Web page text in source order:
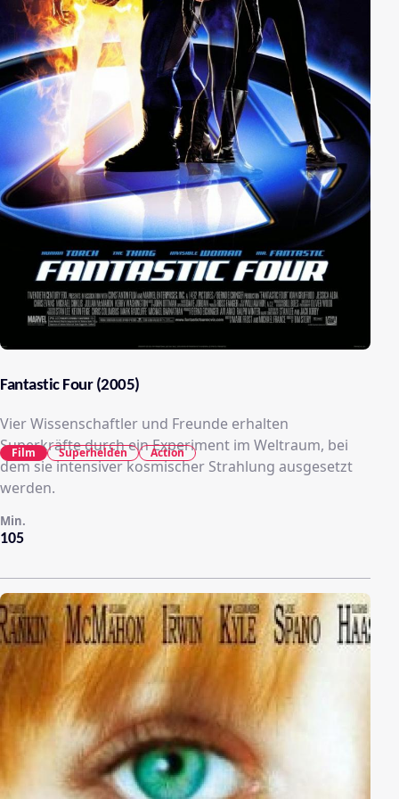
Fantastic Four (2005)
Vier Wissenschaftler und Freunde erhalten
Superkräfte durch ein Experiment im Weltraum, bei
dem sie intensiver kosmischer Strahlung ausgesetzt
werden.
105
Min.
Film Superhelden Action